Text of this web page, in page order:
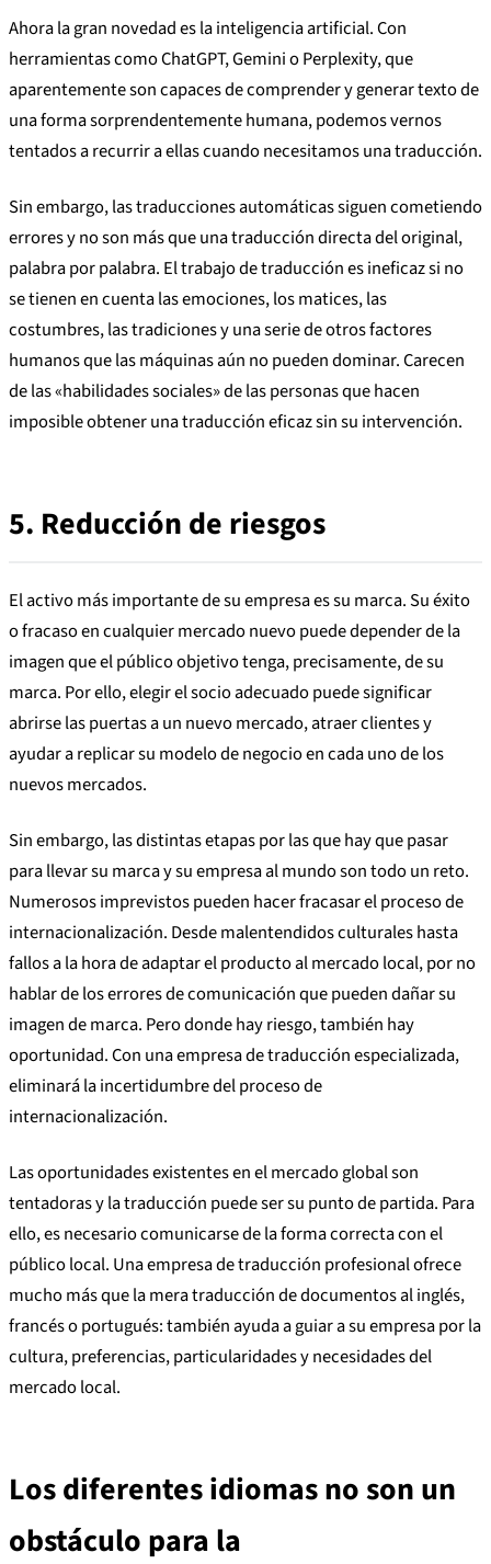
Ahora la gran novedad es la inteligencia artificial. Con
herramientas como ChatGPT, Gemini o Perplexity, que
aparentemente son capaces de comprender y generar texto de
una forma sorprendentemente humana, podemos vernos
tentados a recurrir a ellas cuando necesitamos una traducción.
Sin embargo, las traducciones automáticas siguen cometiendo
errores y no son más que una traducción directa del original,
palabra por palabra. El trabajo de traducción es ineficaz si no
se tienen en cuenta las emociones, los matices, las
costumbres, las tradiciones y una serie de otros factores
humanos que las máquinas aún no pueden dominar. Carecen
de las «habilidades sociales» de las personas que hacen
imposible obtener una traducción eficaz sin su intervención.
5. Reducción de riesgos
El activo más importante de su empresa es su marca. Su éxito
o fracaso en cualquier mercado nuevo puede depender de la
imagen que el público objetivo tenga, precisamente, de su
marca. Por ello, elegir el socio adecuado puede significar
abrirse las puertas a un nuevo mercado, atraer clientes y
ayudar a replicar su modelo de negocio en cada uno de los
nuevos mercados.
Sin embargo, las distintas etapas por las que hay que pasar
para llevar su marca y su empresa al mundo son todo un reto.
Numerosos imprevistos pueden hacer fracasar el proceso de
internacionalización. Desde malentendidos culturales hasta
fallos a la hora de adaptar el producto al mercado local, por no
hablar de los errores de comunicación que pueden dañar su
imagen de marca. Pero donde hay riesgo, también hay
oportunidad. Con una empresa de traducción especializada,
eliminará la incertidumbre del proceso de
internacionalización.
Las oportunidades existentes en el mercado global son
tentadoras y la traducción puede ser su punto de partida. Para
ello, es necesario comunicarse de la forma correcta con el
público local. Una empresa de traducción profesional ofrece
mucho más que la mera traducción de documentos al inglés,
francés o portugués: también ayuda a guiar a su empresa por la
cultura, preferencias, particularidades y necesidades del
mercado local.
Los diferentes idiomas no son un
obstáculo para la